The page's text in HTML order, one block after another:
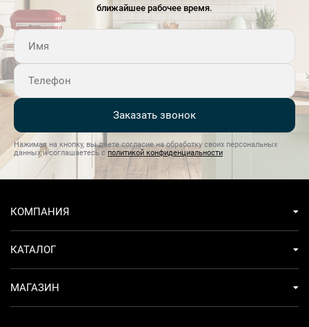
ближайшее рабочее время.
Заказать звонок
Нажимая на кнопку, вы даете согласие на обработку своих персональных
данных и соглашаетесь с политикой конфиденциальности
КОМПАНИЯ
КАТАЛОГ
МАГАЗИН